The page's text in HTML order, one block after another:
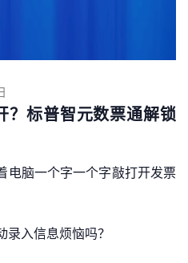
？标普智元数票通解锁
电脑一个字一个字敲打开发票
入信息烦恼吗？